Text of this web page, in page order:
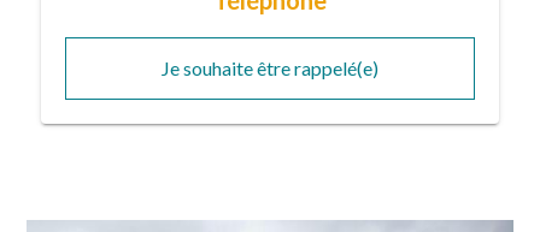
Je souhaite être rappelé(e)